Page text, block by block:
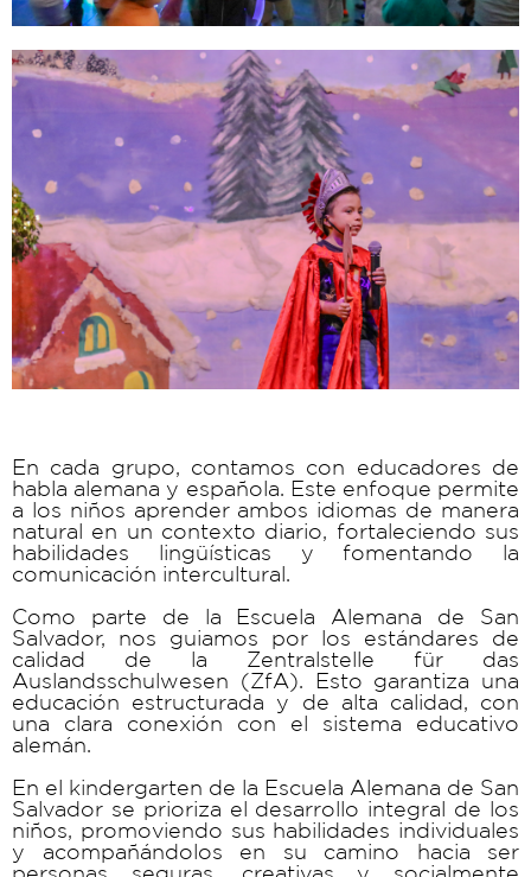
En cada grupo, contamos con educadores de
habla alemana y española. Este enfoque permite
a los niños aprender ambos idiomas de manera
natural en un contexto diario, fortaleciendo sus
habilidades lingüísticas y fomentando la
comunicación intercultural.
Como parte de la Escuela Alemana de San
Salvador, nos guiamos por los estándares de
calidad de la Zentralstelle für das
Auslandsschulwesen (ZfA). Esto garantiza una
educación estructurada y de alta calidad, con
una clara conexión con el sistema educativo
alemán.
En el kindergarten de la Escuela Alemana de San
Salvador se prioriza el desarrollo integral de los
niños, promoviendo sus habilidades individuales
y acompañándolos en su camino hacia ser
personas seguras, creativas y socialmente